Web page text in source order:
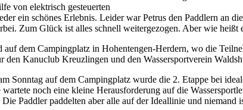
von elektrisch gesteuerten
ein schönes Erlebnis. Leider war Petrus den Paddlern an
Zum Glück ist alles schnell weitergezogen. Aber wie heißt
auf dem Campingplatz in Hohentengen-Herdern, wo die
den Kanuclub Kreuzlingen und den Wassersportverein
Sonntag auf dem Campingplatz wurde die 2. Etappe bei
noch eine kleine Herausforderung auf die
Die Paddler paddelten aber alle auf der Ideallinie und niemand